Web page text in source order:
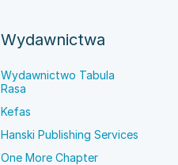
Wydawnictwa
Wydawnictwo Tabula
Rasa
Kefas
Hanski Publishing Services
One More Chapter